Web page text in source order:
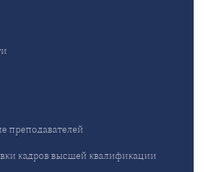
преподавателей
кадров высшей квалификации